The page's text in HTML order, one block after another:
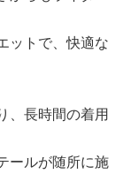
ットで、快適な
、長時間の着用
ールが随所に施